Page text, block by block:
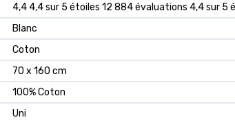
4,4 4,4 sur 5 étoiles 12 884 évaluations 4,4 sur 5
Blanc
Coton
70 x 160 cm
100% Coton
Uni